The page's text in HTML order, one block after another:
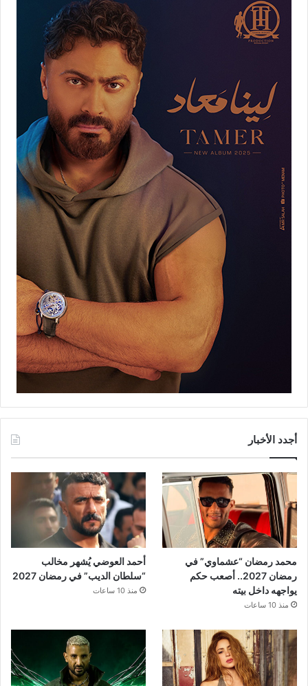
أجدد الأخبار
محمد رمضان “عشماوي” في
رمضان 2027.. أصعب حكم
يواجهه داخل بيته
منذ 10 ساعات
أحمد العوضي يُشهر مخالب
“سلطان الديب” في رمضان 2027
منذ 10 ساعات